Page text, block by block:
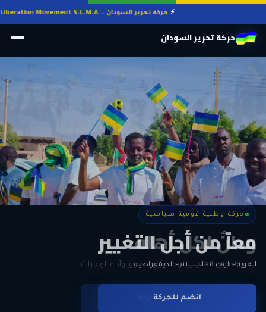
حركة تحرير السودان — Sudan Liberation Movement S.L.M.A
حركة تحرير السودان
حركة وطنية قومية سياسية
وطنٌ لكل أهله
المواطنة هي المعيار الأوحد لنيل الحقوق وأداء الواجبات
تعرّف على الحركة
حركة وطنية قومية سياسية
معاً من أجل التغيير
الحرية • الوحدة • السلام • الديمقراطية
انضم للحركة